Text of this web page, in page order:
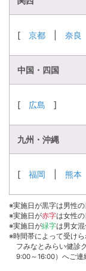
[ 京都 奈良
中国・四国
[ 広島 ]
九州・沖縄
[ 福岡 熊本
※実施日が黒字は男性の
※実施日が赤字は女性の
※実施日が緑字は男女混
※時間帯によって受け
フみなとみらい健診
9:00～16:00）へご連